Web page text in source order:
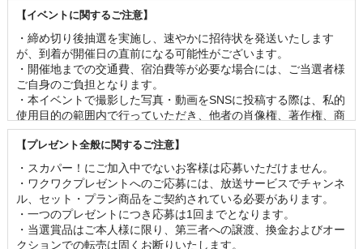
【イベントに関するご注意】
・締め切り後抽選を実施し、速やかに招待状を発送いたします
が、到着が開催日の直前になる可能性がございます。
・開催地までの交通費、宿泊費等が必要な場合には、ご当選者様
ご自身のご負担となります。
・本イベントで撮影した写真・動画をSNSに投稿する際は、私的
使用目的の範囲内で行っていただき、他者の肖像権、著作権、商
標権等の権利を侵害することのないよう、十分にご留意くださ
い。
・番組撮影のあるイベントでは、客席の様子が映像に映る可能性
がございます。
・やむを得ない事情が発生した場合、予告なく内容の変更または
イベントを中止する場合がございます。
・イベントに関連して発生した事故、盗難、疾病等について当社
は一切責任を負いません。
【プレゼント全般に関するご注意】
・スカパー！にご加入中でないお客様は応募いただけません。
・ワクワクプレゼントへのご応募には、放送サービスでチャンネ
ル、セット・プラン商品をご契約されている必要があります。
・一つのプレゼントにつき応募は1回までとなります。
・当選賞品はご本人様に限り、第三者への譲渡、換金およびオー
クションでの転売は固くお断りいたします。